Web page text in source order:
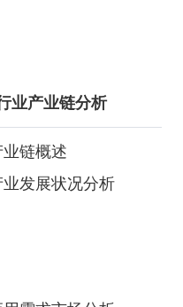
业产业链分析
链概述
发展状况分析